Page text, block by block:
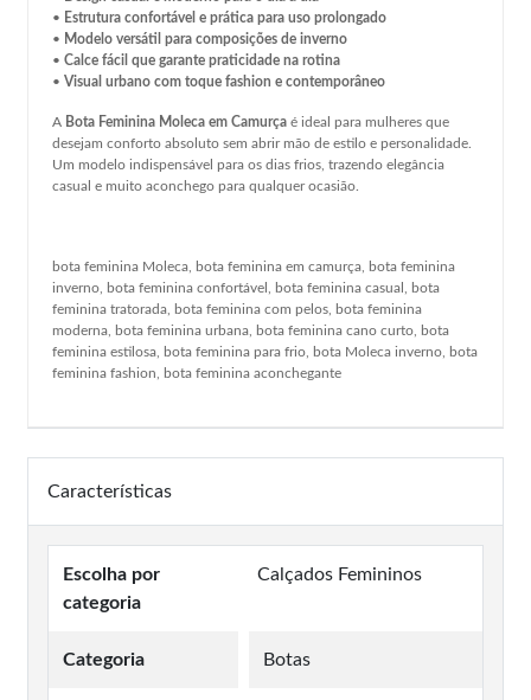
• Estrutura confortável e prática para uso prolongado
• Modelo versátil para composições de inverno
• Calce fácil que garante praticidade na rotina
• Visual urbano com toque fashion e contemporâneo
A Bota Feminina Moleca em Camurça é ideal para mulheres que
desejam conforto absoluto sem abrir mão de estilo e personalidade.
Um modelo indispensável para os dias frios, trazendo elegância
casual e muito aconchego para qualquer ocasião.
bota feminina Moleca, bota feminina em camurça, bota feminina
inverno, bota feminina confortável, bota feminina casual, bota
feminina tratorada, bota feminina com pelos, bota feminina
moderna, bota feminina urbana, bota feminina cano curto, bota
feminina estilosa, bota feminina para frio, bota Moleca inverno, bota
feminina fashion, bota feminina aconchegante
Características
Escolha por
categoria
Calçados Femininos
Categoria Botas